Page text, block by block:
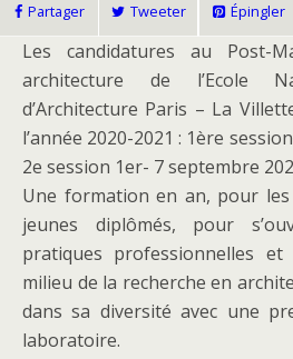
Partager Tweeter Épingler
Les candidatures au Post-
architecture de l’Ecole
d’Architecture Paris – La
l’année 2020-2021 : 1ère
2e session 1er- 7 septembre
Une formation en an, pour
jeunes diplômés, pour
pratiques professionnelles et
milieu de la recherche en
dans sa diversité avec une
laboratoire.